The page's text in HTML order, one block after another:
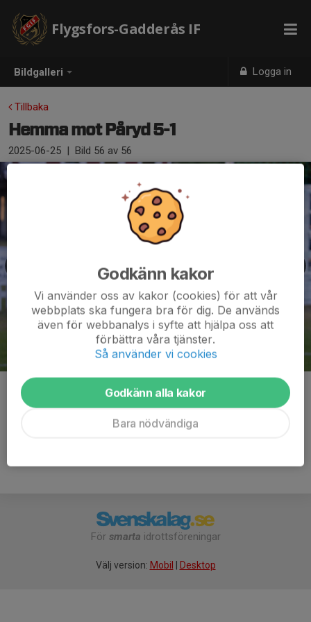
Bildgalleri Logga in
Flygsfors-Gadderås IF
Tillbaka
Hemma mot Påryd 5-1
2025-06-25 | Bild 56 av 56
Kommentarer
För smarta idrottsföreningar
Välj version: Mobil Desktop
Godkänn kakor
Vi använder oss av kakor (cookies) för att vår
webbplats ska fungera bra för dig. De används
även för webbanalys i syfte att hjälpa oss att
förbättra våra tjänster.
Så använder vi cookies
Godkänn alla kakor
Bara nödvändiga